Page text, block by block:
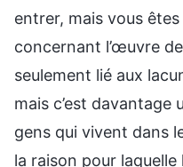
entrer, mais vous
concernant l’œuvre
seulement lié aux
mais c’est
gens qui vivent dans
la raison pour